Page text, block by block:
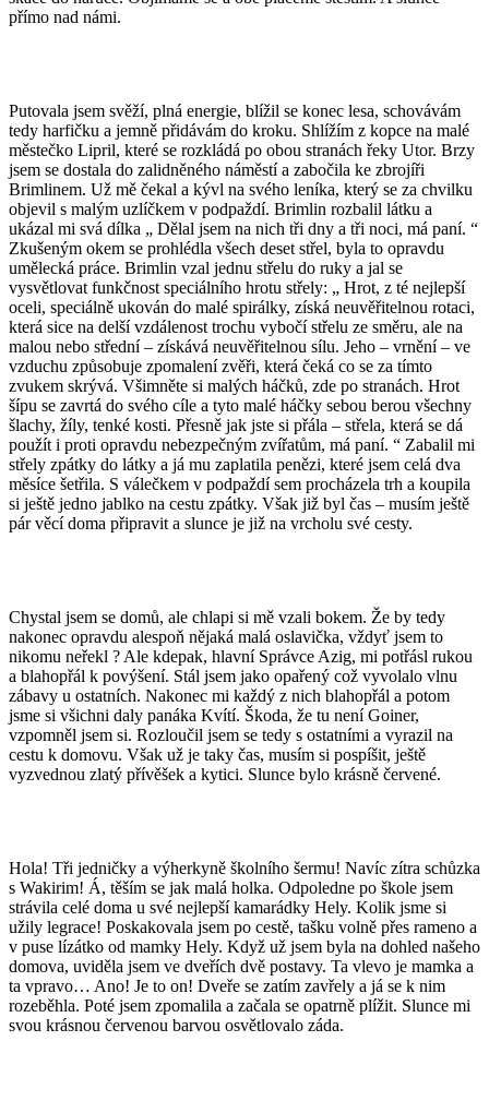
přímo nad námi.
Putovala jsem svěží, plná energie, blížil se konec lesa, schovávám
tedy harfičku a jemně přidávám do kroku. Shlížím z kopce na malé
městečko Lipril, které se rozkládá po obou stranách řeky Utor. Brzy
jsem se dostala do zalidněného náměstí a zabočila ke zbrojíři
Brimlinem. Už mě čekal a kývl na svého leníka, který se za chvilku
objevil s malým uzlíčkem v podpaždí. Brimlin rozbalil látku a
ukázal mi svá dílka „ Dělal jsem na nich tři dny a tři noci, má paní. “
Zkušeným okem se prohlédla všech deset střel, byla to opravdu
umělecká práce. Brimlin vzal jednu střelu do ruky a jal se
vysvětlovat funkčnost speciálního hrotu střely: „ Hrot, z té nejlepší
oceli, speciálně ukován do malé spirálky, získá neuvěřitelnou rotaci,
která sice na delší vzdálenost trochu vybočí střelu ze směru, ale na
malou nebo střední – získává neuvěřitelnou sílu. Jeho – vrnění – ve
vzduchu způsobuje zpomalení zvěři, která čeká co se za tímto
zvukem skrývá. Všimněte si malých háčků, zde po stranách. Hrot
šípu se zavrtá do svého cíle a tyto malé háčky sebou berou všechny
šlachy, žíly, tenké kosti. Přesně jak jste si přála – střela, která se dá
použít i proti opravdu nebezpečným zvířatům, má paní. “ Zabalil mi
střely zpátky do látky a já mu zaplatila penězi, které jsem celá dva
měsíce šetřila. S válečkem v podpaždí sem procházela trh a koupila
si ještě jedno jablko na cestu zpátky. Však již byl čas – musím ještě
pár věcí doma připravit a slunce je již na vrcholu své cesty.
Chystal jsem se domů, ale chlapi si mě vzali bokem. Že by tedy
nakonec opravdu alespoň nějaká malá oslavička, vždyť jsem to
nikomu neřekl ? Ale kdepak, hlavní Správce Azig, mi potřásl rukou
a blahopřál k povýšení. Stál jsem jako opařený což vyvolalo vlnu
zábavy u ostatních. Nakonec mi každý z nich blahopřál a potom
jsme si všichni daly panáka Kvítí. Škoda, že tu není Goiner,
vzpomněl jsem si. Rozloučil jsem se tedy s ostatními a vyrazil na
cestu k domovu. Však už je taky čas, musím si pospíšit, ještě
vyzvednou zlatý přívěšek a kytici. Slunce bylo krásně červené.
Hola! Tři jedničky a výherkyně školního šermu! Navíc zítra schůzka
s Wakirim! Á, těším se jak malá holka. Odpoledne po škole jsem
strávila celé doma u své nejlepší kamarádky Hely. Kolik jsme si
užily legrace! Poskakovala jsem po cestě, tašku volně přes rameno a
v puse lízátko od mamky Hely. Když už jsem byla na dohled našeho
domova, uviděla jsem ve dveřích dvě postavy. Ta vlevo je mamka a
ta vpravo… Ano! Je to on! Dveře se zatím zavřely a já se k nim
rozeběhla. Poté jsem zpomalila a začala se opatrně plížit. Slunce mi
svou krásnou červenou barvou osvětlovalo záda.